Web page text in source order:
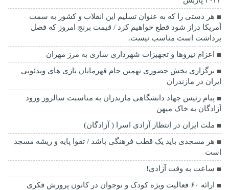
هر دستی را که به عنوان تسلیم این انقلاب و کشور به سمت
آمريکا دراز شود قطع خواهیم کرد / قیمت برنج امروز که فصل
برداشت است مناسب نیست.
اعزام نیروها و تجهیزات شهرداری ساری به مرز مهران
برگزاری بخش حضوری نهمین جام قهرمانان بازی های ویدئویی
ایران در مازندران
پیام رئیس جهاد دانشگاهی مازندران به مناسبت سالروز ورود
آزادگان به خاک میهن
ملت ایران در انتظار آزادی اسرا ( آزادگان)
هر مسجدی باید یک قطب فرهنگی باشد / تقوا پایه و ریشه مسجد
است
ساعت به وقت آزادی!
ارائه ۶۰ فعالیت ویژه کودک و نوجوان در کانون پرورش فکری